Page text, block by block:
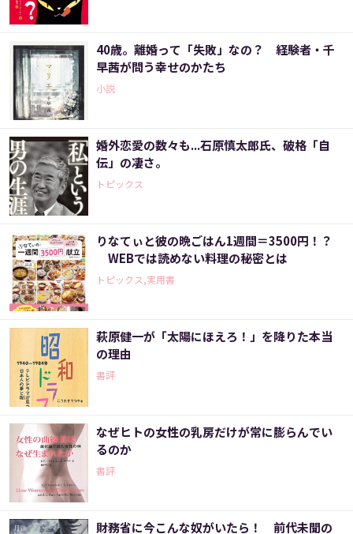
40歳。離婚って「失敗」なの？ 経験者・千
早茜が問う幸せのかたち
小説
婚外恋愛の数々も...石原慎太郎氏、破格「自
伝」の凄さ。
トピックス
りなてぃと彼の晩ごはん1週間＝3500円！？
WEBでは読めない料理の秘密とは
トピックス,実用書
萩原健一が「太陽にほえろ！」を降りた本当
の理由
書評
なぜヒトの女性の乳房だけが常に膨らんでい
るのか
書評
財務省に今こんな奴がいたら！ 前代未聞の